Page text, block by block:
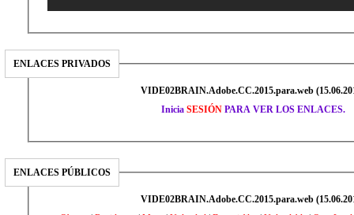
ENLACES PRIVADOS
VIDE02BRAIN.Adobe.CC.2015.para.web
Inicia SESIÓN PARA VER LOS ENLACES.
ENLACES PÚBLICOS
VIDE02BRAIN.Adobe.CC.2015.para.web